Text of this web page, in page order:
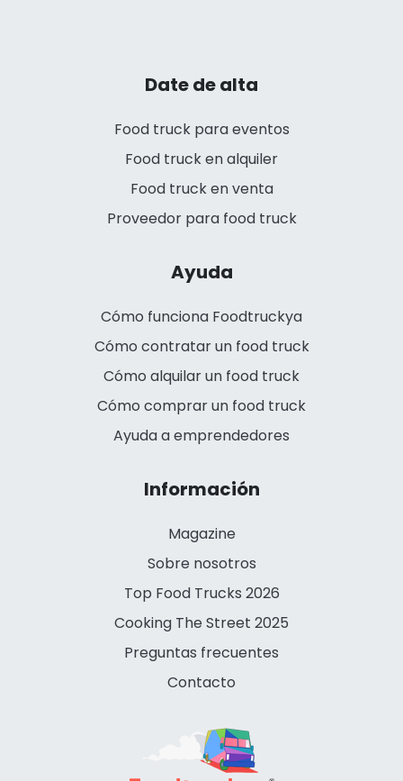
Date de alta
Food truck para eventos
Food truck en alquiler
Food truck en venta
Proveedor para food truck
Ayuda
Cómo funciona Foodtruckya
Cómo contratar un food truck
Cómo alquilar un food truck
Cómo comprar un food truck
Ayuda a emprendedores
Información
Magazine
Sobre nosotros
Top Food Trucks 2026
Cooking The Street 2025
Preguntas frecuentes
Contacto